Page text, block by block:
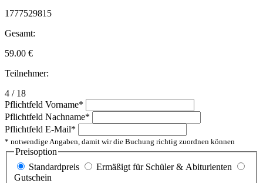
1777529815
Gesamt:
59.00 €
Teilnehmer:
4 / 18
Pflichtfeld Vorname*
Pflichtfeld Nachname*
Pflichtfeld E-Mail*
* notwendige Angaben, damit wir die Buchung richtig zuordnen können
Preisoption
Standardpreis
Ermäßigt für Schüler & Abiturienten
Gutschein